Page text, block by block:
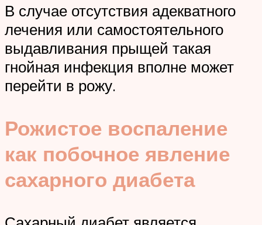
В случае отсутствия адекватного
лечения или самостоятельного
выдавливания прыщей такая
гнойная инфекция вполне может
перейти в рожу.
Рожистое воспаление
как побочное явление
сахарного диабета